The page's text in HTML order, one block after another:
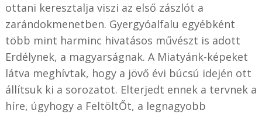
ottani keresztalja viszi az első zászlót a
zarándokmenetben. Gyergyóalfalu egyébként
több mint harminc hivatásos művészt is adott
Erdélynek, a magyarságnak. A Miatyánk-képeket
látva meghívtak, hogy a jövő évi búcsú idején ott
állítsuk ki a sorozatot. Elterjedt ennek a tervnek a
híre, úgyhogy a FeltöltŐt, a legnagyobb